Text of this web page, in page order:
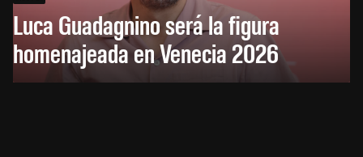
Luca Guadagnino será la figura
homenajeada en Venecia 2026